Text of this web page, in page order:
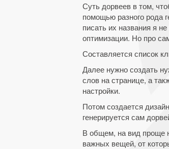
Суть дорвеев в том,
помощью разного рода
писать их названия я
оптимизации. Но про
Составляется список
Далее нужно создать
слов на странице, а
настройки.
Потом создается
генерируется сам
В общем, на вид проще
важных вещей, от